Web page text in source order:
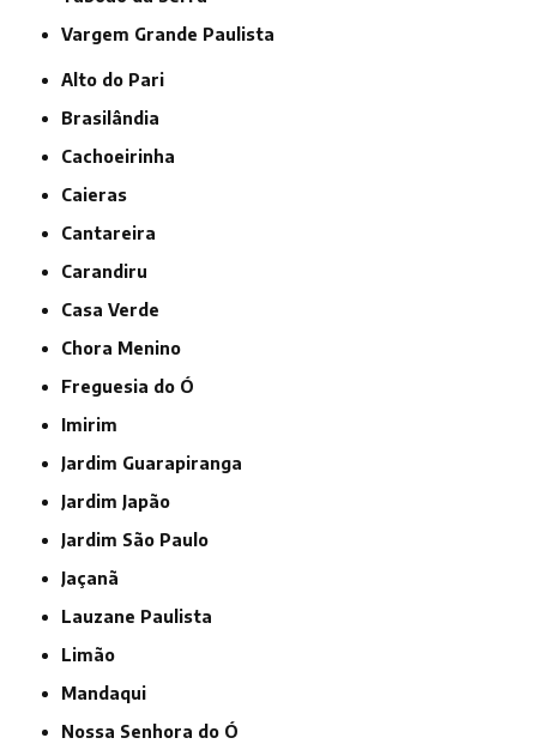
Vargem Grande Paulista
Alto do Pari
Brasilândia
Cachoeirinha
Caieras
Cantareira
Carandiru
Casa Verde
Chora Menino
Freguesia do Ó
Imirim
Jardim Guarapiranga
Jardim Japão
Jardim São Paulo
Jaçanã
Lauzane Paulista
Limão
Mandaqui
Nossa Senhora do Ó